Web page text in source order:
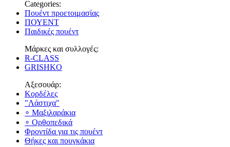
Categories:
Πουέντ προετοιμασίας
ΠΟΥΕΝΤ
Παιδικές πουέντ
Μάρκες και συλλογές:
R-CLASS
GRISHKO
Αξεσουάρ:
Κορδέλες
"Λάστιχα"
∘ Μαξιλαράκια
∘ Ορθοπεδικά
Φροντίδα για τις πουέντ
Θήκες και πουγκάκια